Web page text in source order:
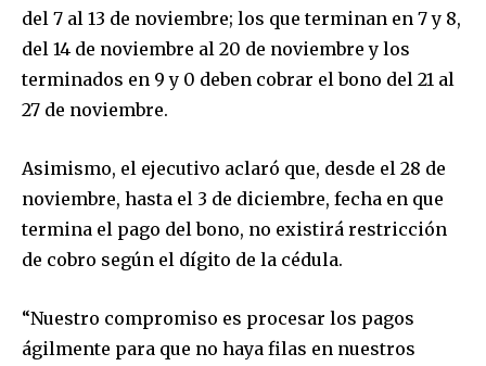
del 7 al 13 de noviembre; los que terminan en 7 y 8,
del 14 de noviembre al 20 de noviembre y los
terminados en 9 y 0 deben cobrar el bono del 21 al
27 de noviembre.
Asimismo, el ejecutivo aclaró que, desde el 28 de
noviembre, hasta el 3 de diciembre, fecha en que
termina el pago del bono, no existirá restricción
de cobro según el dígito de la cédula.
“Nuestro compromiso es procesar los pagos
ágilmente para que no haya filas en nuestros